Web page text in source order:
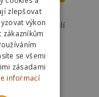
Skladem
v pondělí
zlepšovat
výkon
se všemi
zásadami
informací